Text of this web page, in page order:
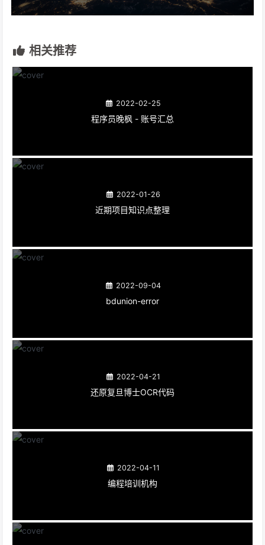
相关推荐
2022-02-25
程序员晚枫 - 账号汇总
2022-01-26
近期项目知识点整理
2022-09-04
bdunion-error
2022-04-21
还原复旦博士OCR代码
2022-04-11
编程培训机构